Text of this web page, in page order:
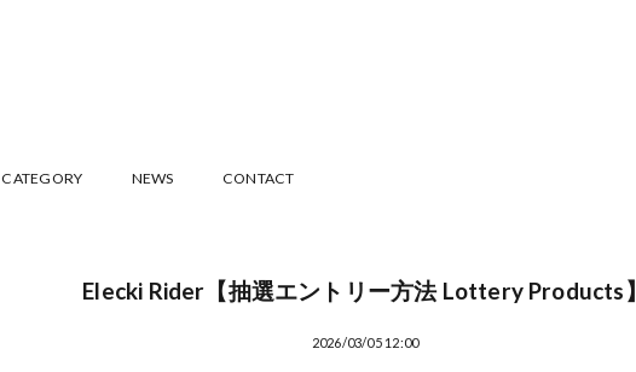
CATEGORY NEWS CONTACT
Elecki Rider【抽選エントリー方法 Lottery Products
2026/03/05 12:00